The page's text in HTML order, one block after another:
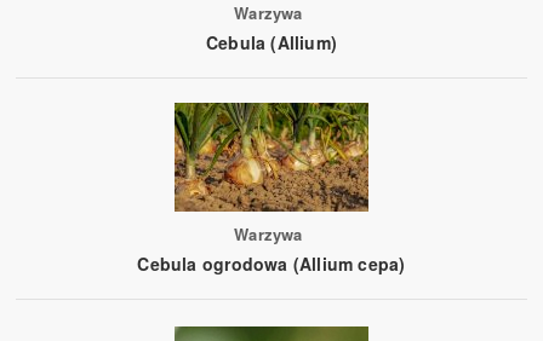
Warzywa
Cebula (Allium)
Warzywa
Cebula ogrodowa (Allium cepa)